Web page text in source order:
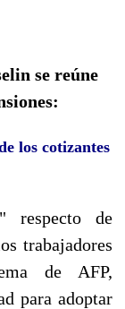
se reúne
los cotizantes
respecto de
trabajadores
de AFP,
para adoptar